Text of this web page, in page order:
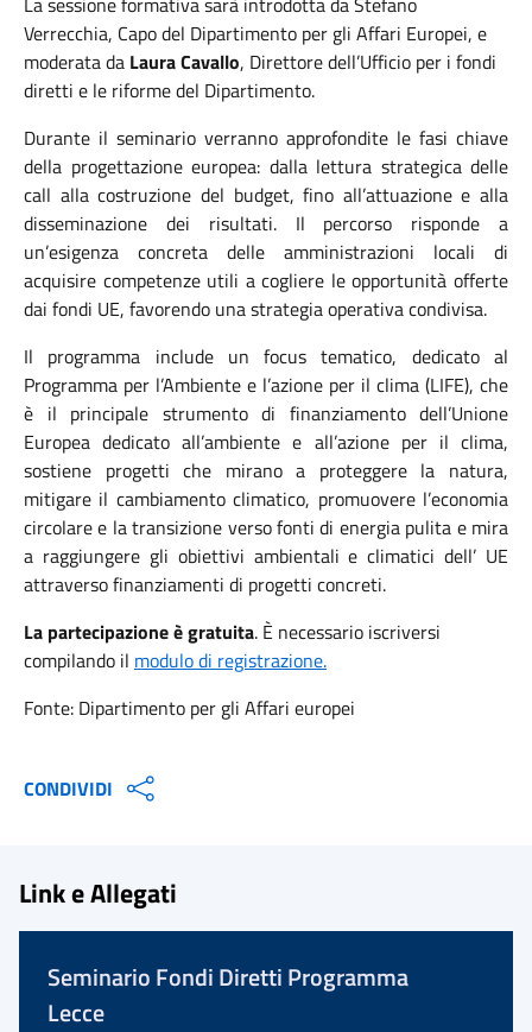
Verrecchia, Capo del Dipartimento per gli Affari Europei, e
moderata da Laura Cavallo, Direttore dell’Ufficio per i fondi
diretti e le riforme del Dipartimento.
Durante il seminario verranno approfondite le fasi chiave
della progettazione europea: dalla lettura strategica delle
call alla costruzione del budget, fino all’attuazione e alla
disseminazione dei risultati. Il percorso risponde a
un’esigenza concreta delle amministrazioni locali di
acquisire competenze utili a cogliere le opportunità offerte
dai fondi UE, favorendo una strategia operativa condivisa.
Il programma include un focus tematico, dedicato al
Programma per l’Ambiente e l’azione per il clima (LIFE), che
è il principale strumento di finanziamento dell’Unione
Europea dedicato all’ambiente e all’azione per il clima,
sostiene progetti che mirano a proteggere la natura,
mitigare il cambiamento climatico, promuovere l’economia
circolare e la transizione verso fonti di energia pulita e mira
a raggiungere gli obiettivi ambientali e climatici dell’ UE
attraverso finanziamenti di progetti concreti.
La partecipazione è gratuita. È necessario iscriversi
compilando il modulo di registrazione.
Fonte: Dipartimento per gli Affari europei
CONDIVIDI
Link e Allegati
Seminario Fondi Diretti Programma
Lecce